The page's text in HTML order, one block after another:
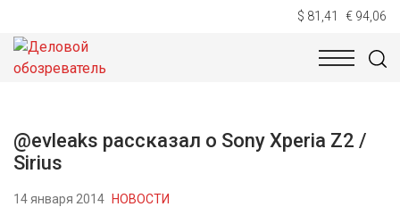
$ 81,41 € 94,06
НОВОСТИ
@evleaks рассказал о Sony Xperia Z2 /
Sirius
14 января 2014 НОВОСТИ